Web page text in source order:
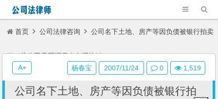
首页 公司法律咨询 公司名下土地、房产等因负债被银行拍卖
了，此公司是否还需去办理注销？
公司名下土地、房产等因负债被银行拍
杨春宝 2007/11/24 0 1,519
A+